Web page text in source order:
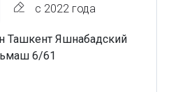
с 2022 года
Ташкент Яшнабадский
6/61